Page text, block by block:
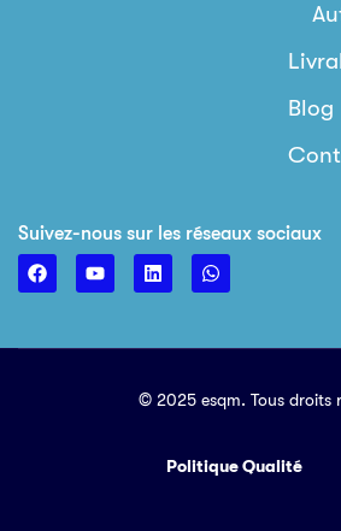
Blog
Suivez-nous sur les réseaux sociaux
© 2025 esqm. Tous droits
Politique Qualité